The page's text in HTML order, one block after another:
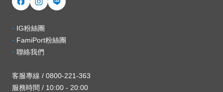
- IG粉絲團
- FamiPort粉絲團
- 聯絡我們
客服專線 / 0800-221-363
服務時間 / 10:00 - 20:00